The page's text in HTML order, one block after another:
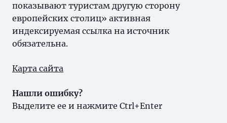
показывают туристам другую сторону
европейских столиц» активная
индексируемая ссылка на источник
обязательна.
Карта сайта
Нашли ошибку?
Выделите ее и нажмите Ctrl+Enter